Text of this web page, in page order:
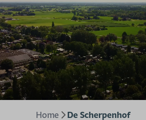
Home De Scherpenhof